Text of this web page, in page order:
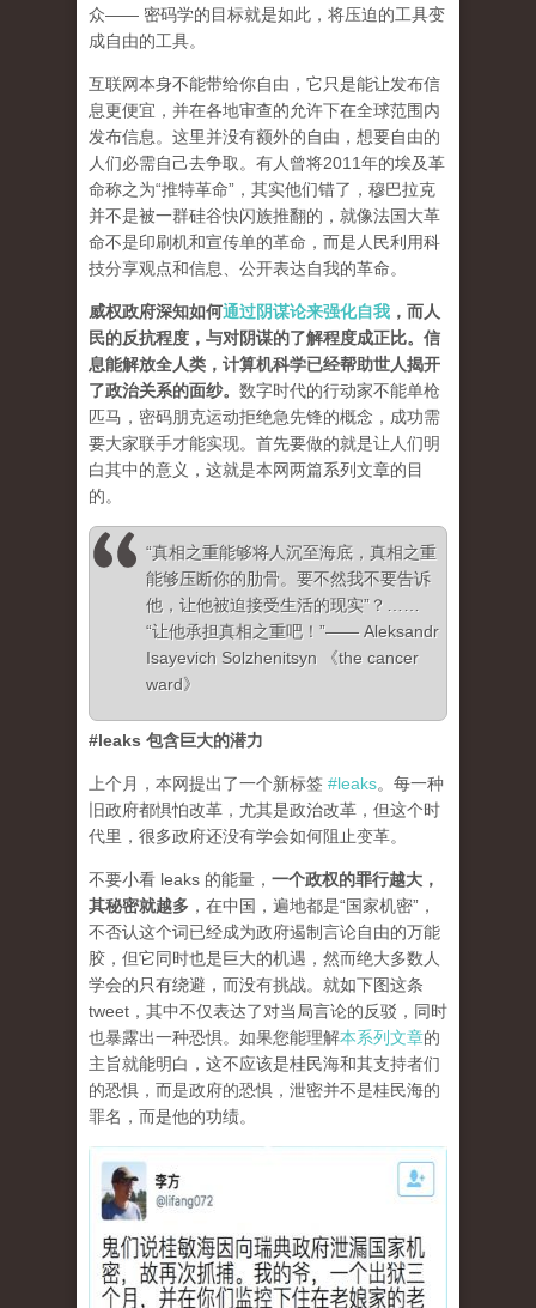
众—— 密码学的目标就是如此，将压迫的工具变
成自由的工具。
互联网本身不能带给你自由，它只是能让发布信
息更便宜，并在各地审查的允许下在全球范围内
发布信息。这里并没有额外的自由，想要自由的
人们必需自己去争取。有人曾将2011年的埃及革
命称之为“推特革命”，其实他们错了，穆巴拉克
并不是被一群硅谷快闪族推翻的，就像法国大革
命不是印刷机和宣传单的革命，而是人民利用科
技分享观点和信息、公开表达自我的革命。
威权政府深知如何通过阴谋论来强化自我 ，而人
民的反抗程度，与对阴谋的了解程度成正比。信
息能解放全人类，计算机科学已经帮助世人揭开
了政治关系的面纱。 数字时代的行动家不能单枪
匹马，密码朋克运动拒绝急先锋的概念，成功需
要大家联手才能实现。首先要做的就是让人们明
白其中的意义，这就是本网两篇系列文章的目
的。
“真相之重能够将人沉至海底，真相之重
能够压断你的肋骨。要不然我不要告诉
他，让他被迫接受生活的现实”？……
“让他承担真相之重吧！”—— Aleksandr
Isayevich Solzhenitsyn 《the cancer
ward》
#leaks 包含巨大的潜力
上个月，本网提出了一个新标签 #leaks。每一种
旧政府都惧怕改革，尤其是政治改革，但这个时
代里，很多政府还没有学会如何阻止变革。
不要小看 leaks 的能量， 一个政权的罪行越大，
其秘密就越多 ，在中国，遍地都是“国家机密”，
不否认这个词已经成为政府遏制言论自由的万能
胶，但它同时也是巨大的机遇，然而绝大多数人
学会的只有绕避，而没有挑战。就如下图这条
tweet，其中不仅表达了对当局言论的反驳，同时
也暴露出一种恐惧。如果您能理解本系列文章的
主旨就能明白，这不应该是桂民海和其支持者们
的恐惧，而是政府的恐惧，泄密并不是桂民海的
罪名，而是他的功绩。